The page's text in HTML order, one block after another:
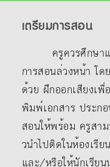
เตรียมการสอน
ครูควรศึกษาแผ
การสอนล่วงหน้า โ
ด้วย ฝึกออกเสียงเพื่
พิมพ์เอกสาร ประก
สอนให้พร้อม ครูสา
วนําไปติดในห้องเรี
และ/หรือให้นักเรีย